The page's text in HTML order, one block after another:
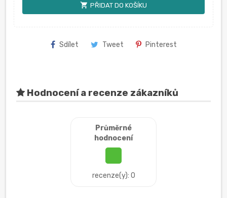
shopping_cart PŘIDAT DO KOŠÍKU
Sdílet Tweet Pinterest
Hodnocení a recenze zákazníků
Průměrné
hodnocení
recenze(y): 0